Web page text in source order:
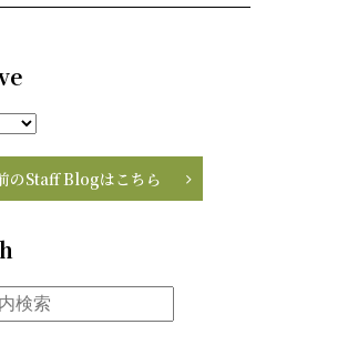
のStaff Blogはこちら